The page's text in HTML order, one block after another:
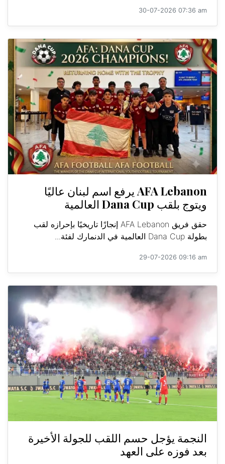
30-07-2026 07:36 am
AFA Lebanon يرفع اسم لبنان عاليًا
ويتوج بلقب Dana Cup العالمية
حقق فريق AFA Lebanon إنجازًا تاريخيًا بإحرازه لقب
بطولة Dana Cup العالمية في الدنمارك لفئة...
29-07-2026 09:16 am
النجمة يؤجل حسم اللقب للجولة الأخيرة
بعد فوزه على العهد